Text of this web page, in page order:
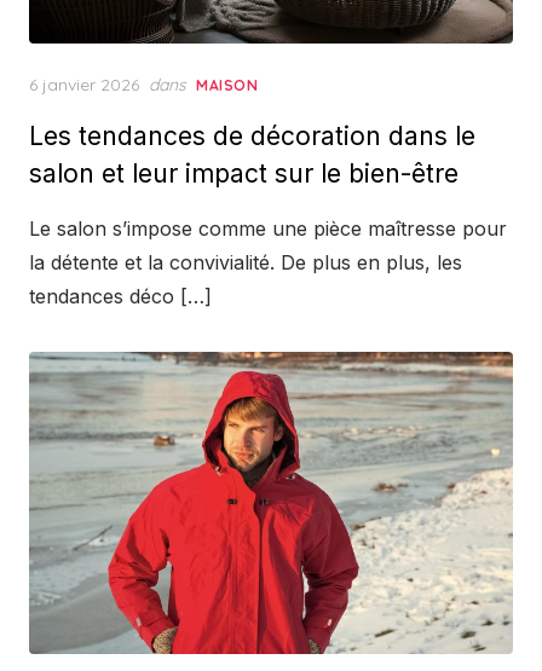
Posted
6 janvier 2026 dans MAISON
Les tendances de décoration dans le
salon et leur impact sur le bien-être
Le salon s’impose comme une pièce maîtresse pour
la détente et la convivialité. De plus en plus, les
tendances déco […]